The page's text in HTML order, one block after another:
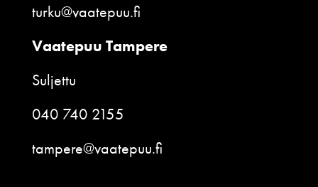
turku@vaatepuu.fi
Vaatepuu Tampere
Suljettu
040 740 2155
tampere@vaatepuu.fi